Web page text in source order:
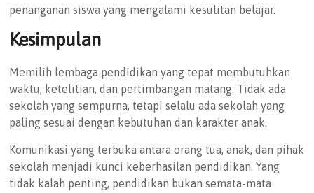
penanganan siswa yang mengalami kesulitan belajar.
Kesimpulan
Memilih lembaga pendidikan yang tepat membutuhkan
waktu, ketelitian, dan pertimbangan matang. Tidak ada
sekolah yang sempurna, tetapi selalu ada sekolah yang
paling sesuai dengan kebutuhan dan karakter anak.
Komunikasi yang terbuka antara orang tua, anak, dan pihak
sekolah menjadi kunci keberhasilan pendidikan. Yang
tidak kalah penting, pendidikan bukan semata-mata